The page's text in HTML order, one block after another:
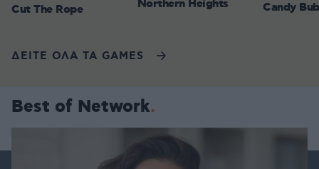
Cut The Rope Northern Heights Candy
ΔΕΙΤΕ ΟΛΑ ΤΑ GAMES
Best of Network